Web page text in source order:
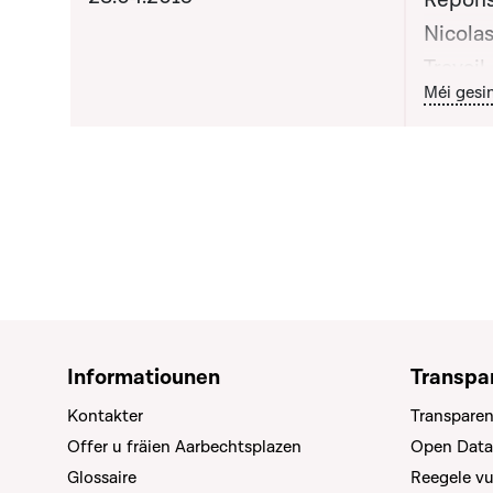
Méi
Informatiounen
Kontakter
Offer u fräien Aarbechtsplazen
Glossaire
Open Data
Reegele